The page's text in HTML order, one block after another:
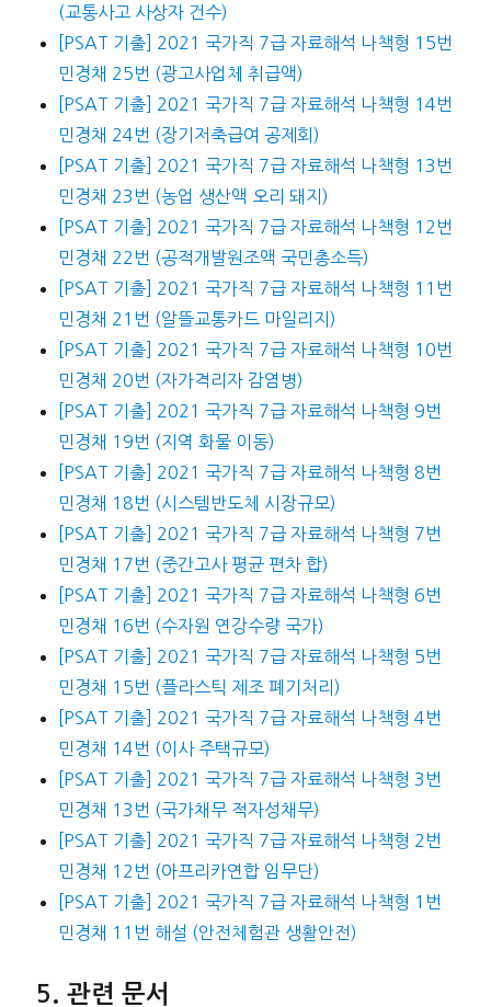
(교통사고 사상자 건수)
[PSAT 기출] 2021 국가직 7급 자료해석 나책형 15번
민경채 25번 (광고사업체 취급액)
[PSAT 기출] 2021 국가직 7급 자료해석 나책형 14번
민경채 24번 (장기저축급여 공제회)
[PSAT 기출] 2021 국가직 7급 자료해석 나책형 13번
민경채 23번 (농업 생산액 오리 돼지)
[PSAT 기출] 2021 국가직 7급 자료해석 나책형 12번
민경채 22번 (공적개발원조액 국민총소득)
[PSAT 기출] 2021 국가직 7급 자료해석 나책형 11번
민경채 21번 (알뜰교통카드 마일리지)
[PSAT 기출] 2021 국가직 7급 자료해석 나책형 10번
민경채 20번 (자가격리자 감염병)
[PSAT 기출] 2021 국가직 7급 자료해석 나책형 9번
민경채 19번 (지역 화물 이동)
[PSAT 기출] 2021 국가직 7급 자료해석 나책형 8번
민경채 18번 (시스템반도체 시장규모)
[PSAT 기출] 2021 국가직 7급 자료해석 나책형 7번
민경채 17번 (중간고사 평균 편차 합)
[PSAT 기출] 2021 국가직 7급 자료해석 나책형 6번
민경채 16번 (수자원 연강수량 국가)
[PSAT 기출] 2021 국가직 7급 자료해석 나책형 5번
민경채 15번 (플라스틱 제조 폐기처리)
[PSAT 기출] 2021 국가직 7급 자료해석 나책형 4번
민경채 14번 (이사 주택규모)
[PSAT 기출] 2021 국가직 7급 자료해석 나책형 3번
민경채 13번 (국가채무 적자성채무)
[PSAT 기출] 2021 국가직 7급 자료해석 나책형 2번
민경채 12번 (아프리카연합 임무단)
[PSAT 기출] 2021 국가직 7급 자료해석 나책형 1번
민경채 11번 해설 (안전체험관 생활안전)
관련 문서